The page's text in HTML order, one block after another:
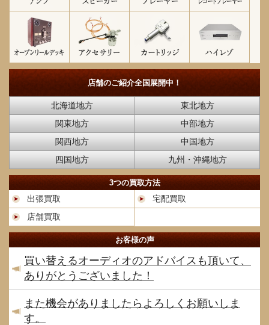
店舗のご紹介全国展開中！
北海道地方
東北地方
関東地方
中部地方
関西地方
中国地方
四国地方
九州・沖縄地方
3つの買取方法
出張買取
宅配買取
店舗買取
お客様の声
買い替えるオーディオのアドバイスも頂いて、
ありがとうございました！
また機会がありましたらよろしくお願いしま
す。